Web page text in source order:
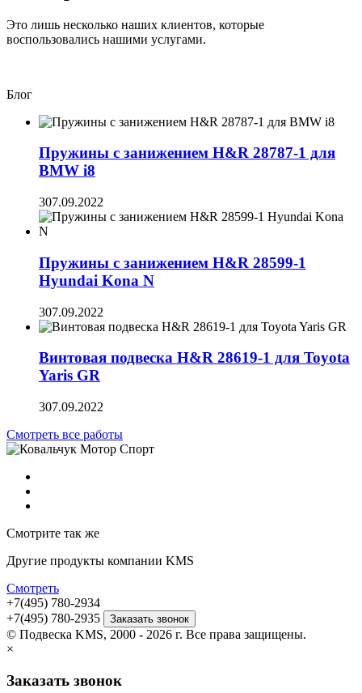
Это лишь несколько наших клиентов, которые
воспользовались нашими услугами.
Блог
Пружины с занижением H&R 28787-1 для
BMW i8
307.09.2022
Пружины с занижением H&R 28599-1
Hyundai Kona N
307.09.2022
Винтовая подвеска H&R 28619-1 для Toyota
Yaris GR
307.09.2022
Смотреть все работы
Смотрите так же
Другие продукты компании KMS
Смотреть
+7(495) 780-2934
+7(495) 780-2935
Заказать звонок
© Подвеска KMS, 2000 - 2026 г. Все права защищены.
×
Заказать звонок